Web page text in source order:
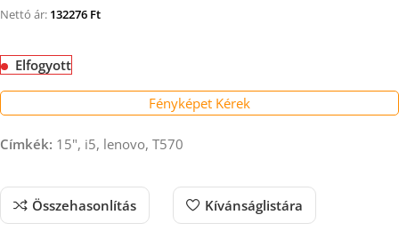
Nettó ár: 132276 Ft
Elfogyott
Fényképet Kérek
Címkék: 15", i5, lenovo, T570
Összehasonlítás Kívánságlistára